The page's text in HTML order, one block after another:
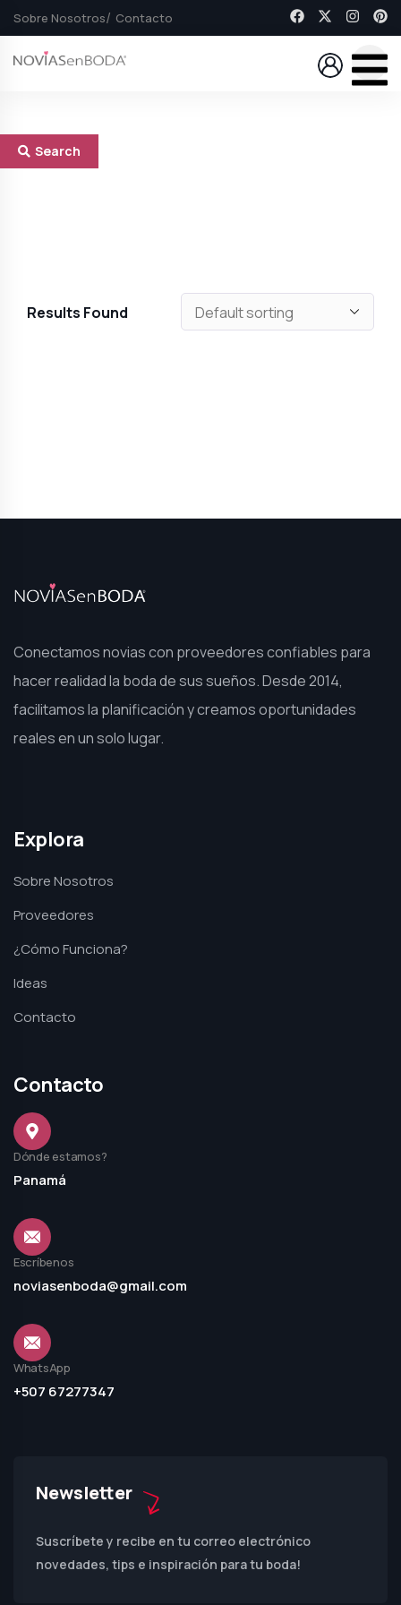
Sobre Nosotros Contacto
Search
Results Found
Conectamos novias con proveedores confiables para
hacer realidad la boda de sus sueños. Desde 2014,
facilitamos la planificación y creamos oportunidades
reales en un solo lugar.
Explora
Sobre Nosotros
Proveedores
¿Cómo Funciona?
Ideas
Contacto
Contacto
Dónde estamos?
Panamá
Escríbenos
noviasenboda@gmail.com
WhatsApp
+507 67277347
Newsletter
Suscríbete y recibe en tu correo electrónico
novedades, tips e inspiración para tu boda!